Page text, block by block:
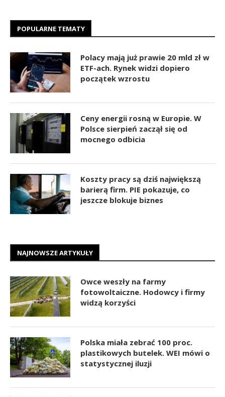
POPULARNE TEMATY
Polacy mają już prawie 20 mld zł w
ETF-ach. Rynek widzi dopiero
początek wzrostu
Ceny energii rosną w Europie. W
Polsce sierpień zaczął się od
mocnego odbicia
Koszty pracy są dziś największą
barierą firm. PIE pokazuje, co
jeszcze blokuje biznes
NAJNOWSZE ARTYKUŁY
Owce weszły na farmy
fotowoltaiczne. Hodowcy i firmy
widzą korzyści
Polska miała zebrać 100 proc.
plastikowych butelek. WEI mówi o
statystycznej iluzji